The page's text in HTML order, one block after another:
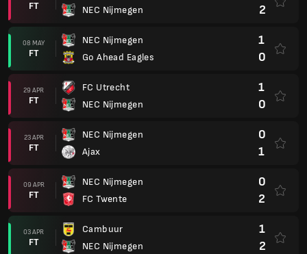
FT
NEC Nijmegen
2
08 MAY
FT
NEC Nijmegen
Go Ahead Eagles
1
0
29 APR
FT
FC Utrecht
NEC Nijmegen
1
0
23 APR
FT
NEC Nijmegen
Ajax
0
1
09 APR
FT
NEC Nijmegen
FC Twente
0
2
03 APR
FT
Cambuur
NEC Nijmegen
1
2